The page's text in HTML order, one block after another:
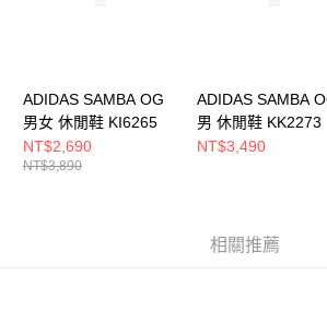
ADIDAS SAMBA OG
男女 休閒鞋 KI6265
NT$2,690
NT$3,890
ADIDAS SAMBA
男 休閒鞋 KK2273
NT$3,490
相關推薦